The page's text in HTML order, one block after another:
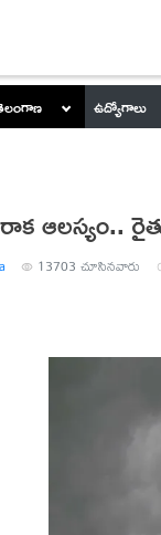
ఉద్యోగాలు
ఆలస్యం..
13703 చూసినవారు